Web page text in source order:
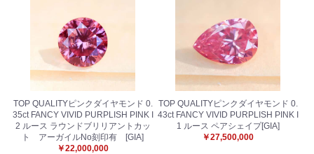
TOP QUALITYピンクダイヤモンド 0.
35ct FANCY VIVID PURPLISH PINK I
2 ルース ラウンドブリリアントカッ
ト アーガイルNo刻印有 [GIA]
￥22,000,000
TOP QUALITYピンクダイヤモンド 0.
43ct FANCY VIVID PURPLISH PINK I
1 ルース ペアシェイプ[GIA]
￥27,500,000
お買い物を続ける カートへ進む